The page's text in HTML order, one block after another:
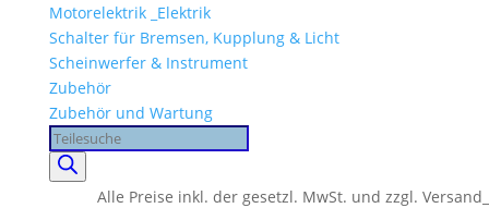
Motorelektrik _Elektrik
Schalter für Bremsen, Kupplung & Licht
Scheinwerfer & Instrument
Zubehör
Zubehör und Wartung
Products
search
Alle Preise inkl. der gesetzl. MwSt. und zzgl. Versand_